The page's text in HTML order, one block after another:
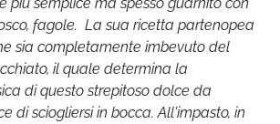
fagole. La sua ricetta partenopea
sia completamente imbevuto del
il quale determina la
di questo strepitoso dolce da
di sciogliersi in bocca. All'impasto, in